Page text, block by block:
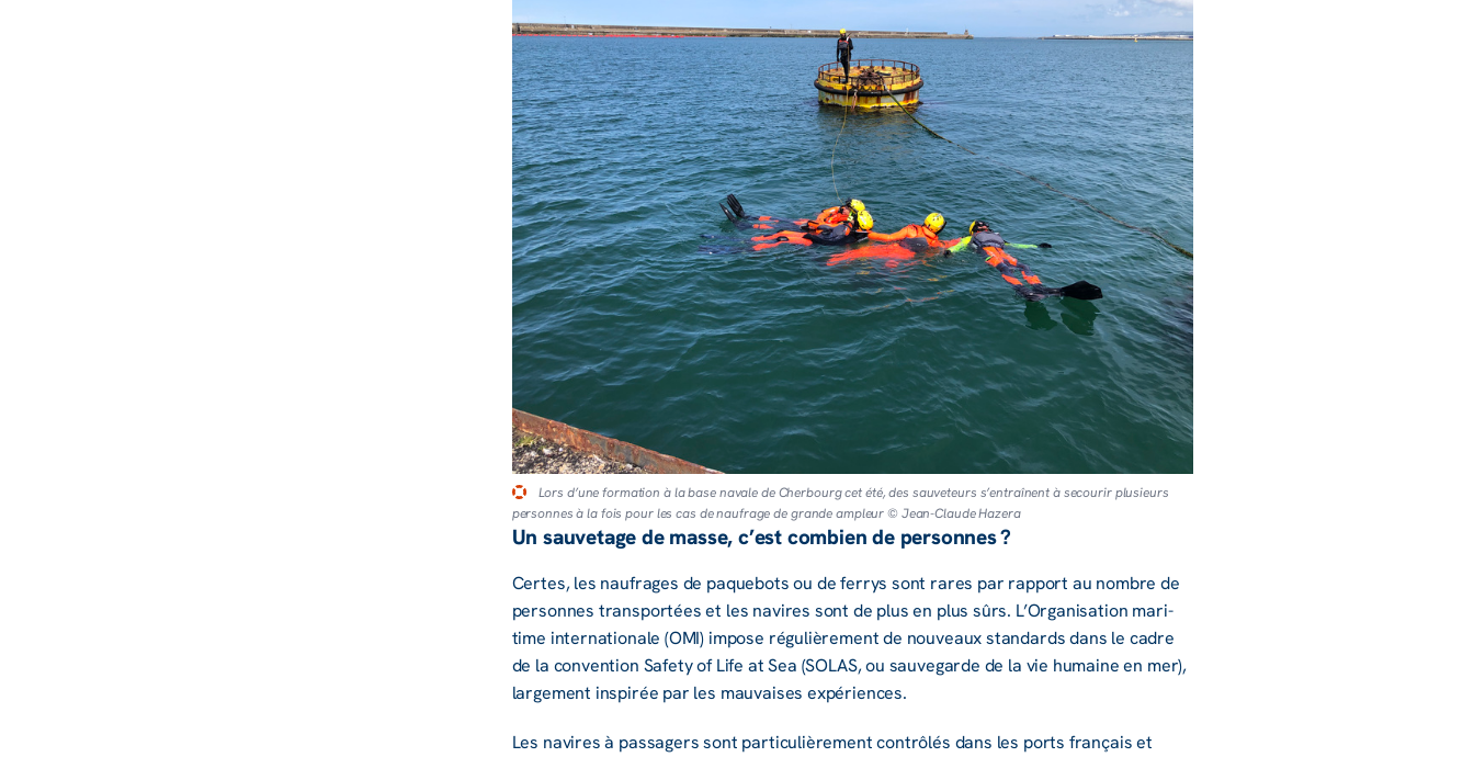
Lors d’une formation à la base navale de Cherbourg cet été, des sauveteurs s’entraînent à secourir plusieurs
personnes à la fois pour les cas de naufrage de grande ampleur © Jean-Claude Hazera
Un sauve­tage de masse, c’est combien de personnes ?
Certes, les naufrages de paque­bots ou de ferrys sont rares par rapport au nombre de
personnes trans­por­tées et les navires sont de plus en plus sûrs. L’Or­ga­ni­sa­tion mari­
time inter­na­tio­nale (OMI) impose régu­liè­re­ment de nouveaux stan­dards dans le cadre
de la conven­tion Safety of Life at Sea (SOLAS, ou sauve­garde de la vie humaine en mer),
large­ment inspi­rée par les mauvaises expé­riences.
Les navires à passa­gers sont parti­cu­liè­re­ment contrô­lés dans les ports français et